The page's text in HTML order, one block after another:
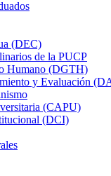
(DEC)
de la PUCP
Humano (DGTH)
y Evaluación
(CAPU)
(DCI)